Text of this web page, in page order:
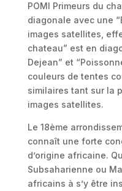
POMI Primeurs du
diagonale avec une
images satellites,
chateau” est en
Dejean” et
couleurs de tentes
similaires tant sur la
images satellites.
Le 18ème
connaît une forte
d’origine africaine.
Subsaharienne ou
africains à s’y être